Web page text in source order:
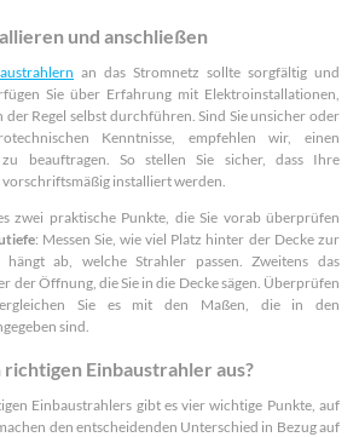
und anschließen
an das Stromnetz sollte sorgfältig und
Sie über Erfahrung mit Elektroinstallationen,
der Regel selbst durchführen. Sind Sie unsicher oder
Kenntnisse, empfehlen wir, einen
beauftragen. So stellen Sie sicher, dass Ihre
installiert werden.
zwei praktische Punkte, die Sie vorab überprüfen
: Messen Sie, wie viel Platz hinter der Decke zur
ab, welche Strahler passen. Zweitens das
der Öffnung, die Sie in die Decke sägen. Überprüfen
Sie es mit den Maßen, die in den
sind.
Einbaustrahler aus?
Einbaustrahlers gibt es vier wichtige Punkte, auf
den entscheidenden Unterschied in Bezug auf